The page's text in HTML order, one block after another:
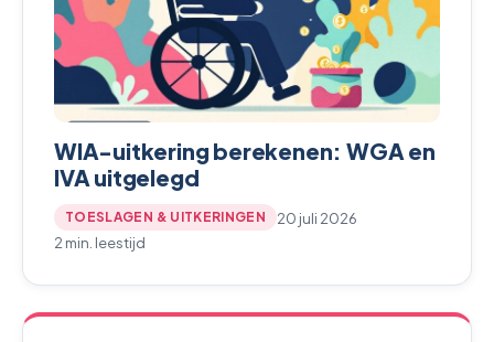
WIA-uitkering berekenen: WGA en
IVA uitgelegd
TOESLAGEN & UITKERINGEN
20 juli 2026
2 min. leestijd